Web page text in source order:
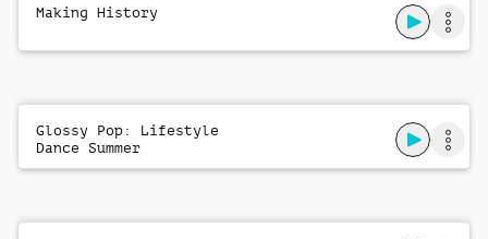
Making History
Glossy Pop: Lifestyle
Dance Summer